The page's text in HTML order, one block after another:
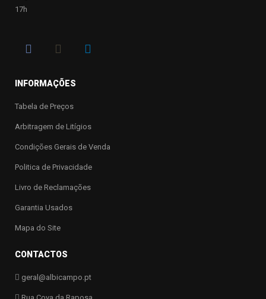
17h
INFORMAÇÕES
Tabela de Preços
Arbitragem de Litígios
Condições Gerais de Venda
Politica de Privacidade
Livro de Reclamações
Garantia Usados
Mapa do Site
CONTACTOS
geral@albicampo.pt